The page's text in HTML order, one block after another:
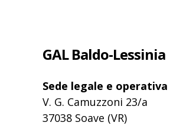
GAL Baldo-Lessinia
Sede legale e operativa
V. G. Camuzzoni 23/a
37038 Soave (VR)